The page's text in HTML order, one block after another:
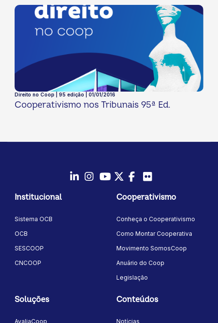
Direito no Coop | 95 edição | 01/01/2016
Cooperativismo nos Tribunais 95ª Ed.
Instagram
YoutubeTwitter/X
Facebook
Institucional
Sistema OCB
OCB
SESCOOP
CNCOOP
Cooperativismo
Conheça o Cooperativismo
Como Montar Cooperativa
Movimento SomosCoop
Anuário do Coop
Legislação
Soluções
AvaliaCoop
Conteúdos
Notícias